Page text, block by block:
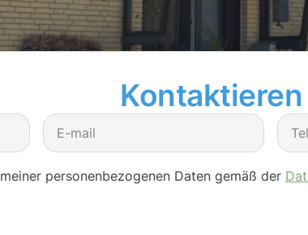
Kontaktieren
personenbezogenen Daten gemäß der